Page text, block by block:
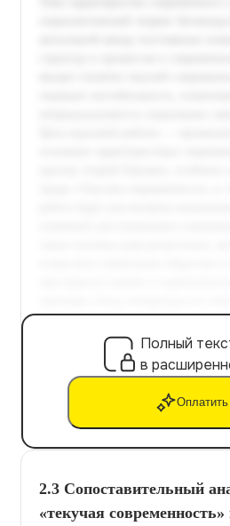
Полный
в
2.3 Сопоставительный
«текучая современность»